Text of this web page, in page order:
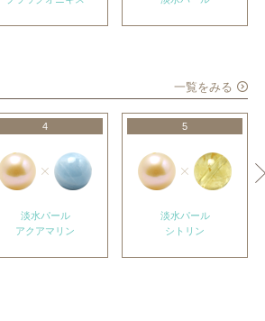
一覧をみる
4
淡水パール
アクアマリン
5
淡水パール
シトリン